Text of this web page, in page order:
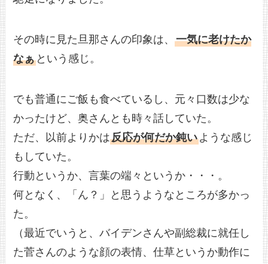
その時に見た旦那さんの印象は、一気に老けたか
なぁ という感じ。
でも普通にご飯も食べているし、元々口数は少な
かったけど、奥さんとも時々話していた。
ただ、以前よりかは反応が何だか鈍いような感じ
もしていた。
行動というか、言葉の端々というか・・・。
何となく、「ん？」と思うようなところが多かっ
た。
（最近でいうと、バイデンさんや副総裁に就任し
た菅さんのような顔の表情、仕草というか動作に